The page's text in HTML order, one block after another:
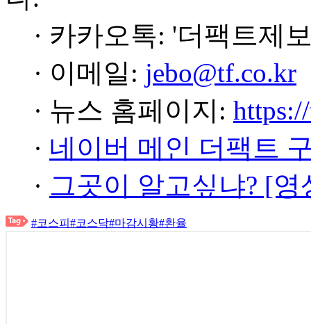
· 카카오톡: '더팩트제
· 이메일: jebo@tf.co.kr
· 뉴스 홈페이지:
· 네이버 메인 더팩트
· 그곳이 알고싶냐? [
#코스피 #코스닥#마감시황#환율